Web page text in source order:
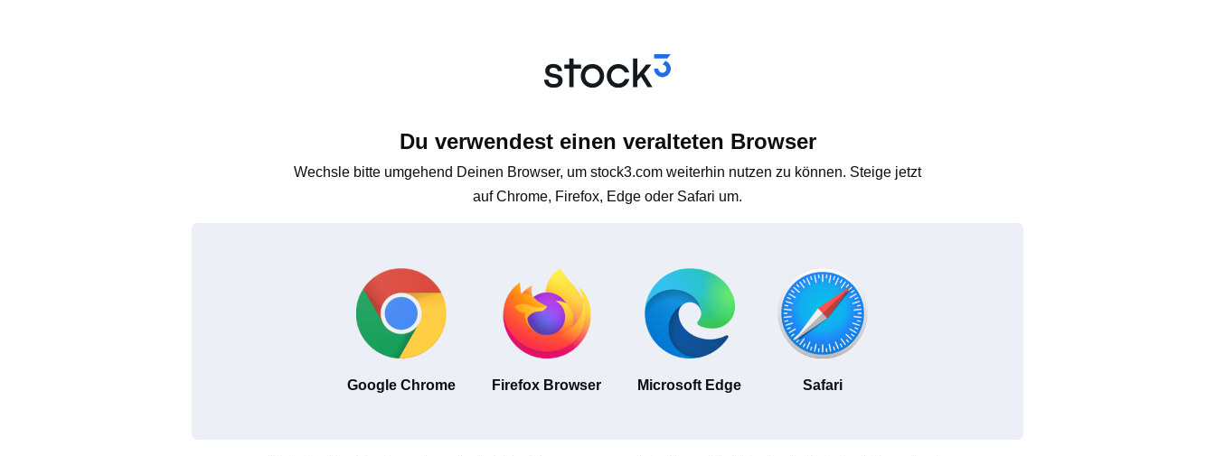
Du verwendest einen veralteten Browser
Wechsle bitte umgehend Deinen Browser, um stock3.com weiterhin nutzen zu können. Steige jetzt
auf Chrome, Firefox, Edge oder Safari um.
Google Chrome Firefox Browser Microsoft Edge Safari